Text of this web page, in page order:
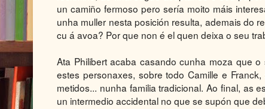
un camiño fermoso pero sería moito máis
unha muller nesta posición resulta, ademais do
cu á avoa? Por que non é el quen deixa o seu
Ata Philibert acaba casando cunha moza que
estes personaxes, sobre todo Camille e
metidos... nunha familia tradicional. Ao final, as
un intermedio accidental no que se supón que